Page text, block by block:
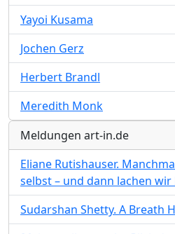
Yayoi Kusama
Jochen Gerz
Herbert Brandl
Meredith Monk
Meldungen art-in.de
Eliane Rutishauser.
selbst – und dann lachen wir
Sudarshan Shetty. A Breath